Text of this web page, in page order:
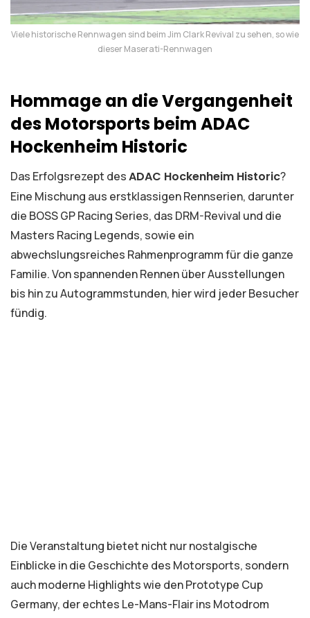
Viele historische Rennwagen sind beim Jim Clark Revival zu sehen, so wie
dieser Maserati-Rennwagen
Hommage an die Vergangenheit
des Motorsports beim ADAC
Hockenheim Historic
Das Erfolgsrezept desADAC Hockenheim Historic?
Eine Mischung aus erstklassigen Rennserien, darunter
die BOSS GP Racing Series, das DRM-Revival und die
Masters Racing Legends, sowie ein
abwechslungsreiches Rahmenprogramm für die ganze
Familie. Von spannenden Rennen über Ausstellungen
bis hin zu Autogrammstunden, hier wird jeder Besucher
fündig.
Die Veranstaltung bietet nicht nur nostalgische
Einblicke in die Geschichte des Motorsports, sondern
auch moderne Highlights wie den Prototype Cup
Germany, der echtes Le-Mans-Flair ins Motodrom